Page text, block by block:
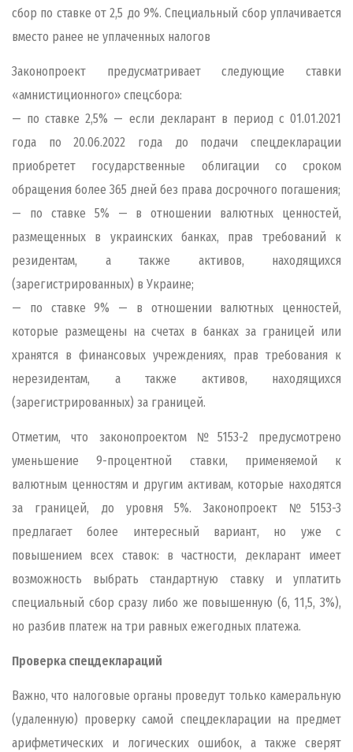
сбор по ставке от 2,5 до 9%. Специальный сбор уплачивается
вместо ранее не уплаченных налогов
Законопроект предусматривает следующие ставки
«амнистиционного» спецсбора:
— по ставке 2,5% — если декларант в период с 01.01.2021
года по 20.06.2022 года до подачи спецдекларации
приобретет государственные облигации со сроком
обращения более 365 дней без права досрочного погашения;
— по ставке 5% — в отношении валютных ценностей,
размещенных в украинских банках, прав требований к
резидентам, а также активов, находящихся
(зарегистрированных) в Украине;
— по ставке 9% — в отношении валютных ценностей,
которые размещены на счетах в банках за границей или
хранятся в финансовых учреждениях, прав требования к
нерезидентам, а также активов, находящихся
(зарегистрированных) за границей.
Отметим, что законопроектом №5153-2 предусмотрено
уменьшение 9-процентной ставки, применяемой к
валютным ценностям и другим активам, которые находятся
за границей, до уровня 5%. Законопроект №5153-3
предлагает более интересный вариант, но уже с
повышением всех ставок: в частности, декларант имеет
возможность выбрать стандартную ставку и уплатить
специальный сбор сразу либо же повышенную (6, 11,5, 3%),
но разбив платеж на три равных ежегодных платежа.
Проверка спецдеклараций
Важно, что налоговые органы проведут только камеральную
(удаленную) проверку самой спецдекларации на предмет
арифметических и логических ошибок, а также сверят